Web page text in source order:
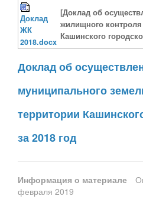
Доклад
ЖК
2018.docx
[Доклад об
жилищного контроля
Кашинского
Доклад об
муниципального
территории
за 2018 год
Информация о материале
февраля 2019